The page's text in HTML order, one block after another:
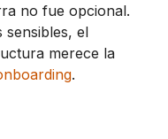
no fue opcional.
sensibles, el
merece la
.